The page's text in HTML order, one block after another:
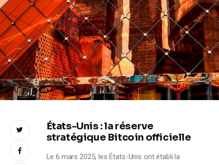
Climate
Markets
Tech
Reports
États-Unis : la réserve
stratégique Bitcoin officielle
Le 6 mars 2025, les États-Unis ont établi la